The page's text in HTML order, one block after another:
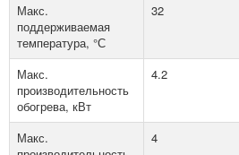
Макс.
поддерживаемая
температура, °С
32
Макс.
производительность
обогрева, кВт
4.2
Макс.
4